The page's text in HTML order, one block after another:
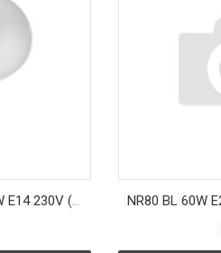
STANDART P45 FR 60W E14 230V (шарик матовый d45x78) - лампа PHILIPS